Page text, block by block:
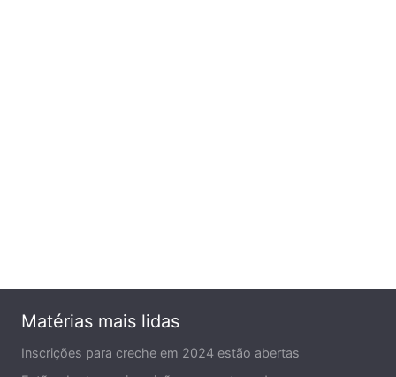
Matérias mais lidas
Inscrições para creche em 2024 estão abertas